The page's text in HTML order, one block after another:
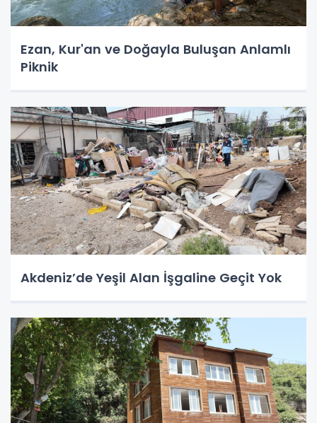
Ezan, Kur'an ve Doğayla Buluşan Anlamlı
Piknik
Akdeniz’de Yeşil Alan İşgaline Geçit Yok